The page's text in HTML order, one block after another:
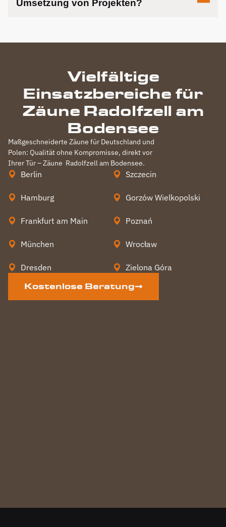
Umsetzung von Projekten?
Vielfältige
Einsatzbereiche für
Zäune Radolfzell am
Bodensee
Maßgeschneiderte Zäune für Deutschland und
Polen: Qualität ohne Kompromisse, direkt vor
Ihrer Tür – Zäune Radolfzell am Bodensee.
Berlin
Hamburg
Frankfurt am Main
München
Dresden
Szczecin
Gorzów Wielkopolski
Poznań
Wrocław
Zielona Góra
Kostenlose Beratung